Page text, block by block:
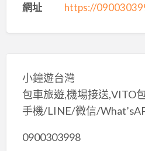
網址 https://
小鐘遊台灣
包車旅遊,機場接送,VITO
手機/LINE/微信/
0900303998